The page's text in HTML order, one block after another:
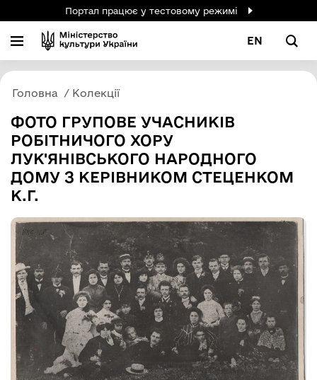
Портал працює у тестовому режимі
EN
Головна Колекції
ФОТО ГРУПОВЕ УЧАСНИКІВ
РОБІТНИЧОГО ХОРУ
ЛУК'ЯНІВСЬКОГО НАРОДНОГО
ДОМУ З КЕРІВНИКОМ СТЕЦЕНКОМ
К.Г.